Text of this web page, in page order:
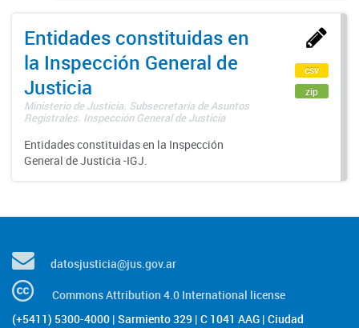
Entidades constituidas en
la Inspección General de
Justicia
Ministerio de Justicia. Subsecretaría de Asuntos
Registrales. Inspección General de Justicia
Entidades constituidas en la Inspección
General de Justicia -IGJ.
csv
zip
datosjusticia@jus.gov.ar
Commons Attribution 4.0 International license
(+5411) 5300-4000 | Sarmiento 329 | C 1041 AAG | Ciudad